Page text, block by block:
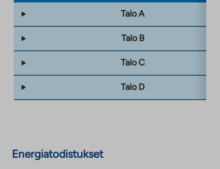
Talo A
Talo B
Talo C
Talo D
Energiatodistukset